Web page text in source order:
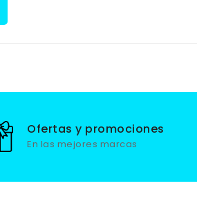
Ofertas y promociones
En las mejores marcas